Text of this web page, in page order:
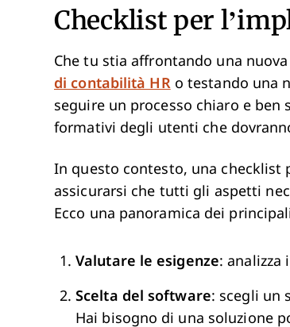
Checklist per
Che tu stia affrontando una
di contabilità HRo testando una
seguire un processo chiaro e
formativi degli utenti che
In questo contesto, una checklist
assicurarsi che tutti gli aspetti
Ecco una panoramica dei
Valutare le esigenze: analizza
Scelta del software: scegli un
Hai bisogno di una soluzione